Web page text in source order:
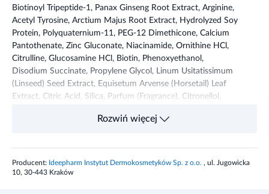
Biotinoyl Tripeptide-1, Panax Ginseng Root Extract, Arginine,
Acetyl Tyrosine, Arctium Majus Root Extract, Hydrolyzed Soy
Protein, Polyquaternium-11, PEG-12 Dimethicone, Calcium
Pantothenate, Zinc Gluconate, Niacinamide, Ornithine HCl,
Citrulline, Glucosamine HCl, Biotin, Phenoxyethanol,
Disodium Succinate, Propylene Glycol, Linum Usitatissimum
(Linseed) Seed Extract, Equisetum Arvense (Horsetail) Leaf
Extract, Citric Acid, Silica, Parfum (Fragrance), Citronellol,
Suchy szampon przeciw wypadaniu włosów Farmona Radical
med to specjalistyczny preparat przeznaczony do
Rozwiń więcej
Producent: Ideepharm Instytut Dermokosmetyków Sp. z o.o. , ul. Jugowicka
10, 30-443 Kraków